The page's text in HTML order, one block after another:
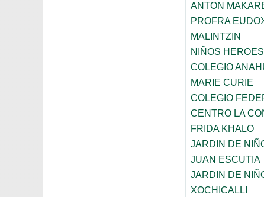
ANTON
PROFRA
MALINTZIN
NIÑOS HEROES
COLEGIO
MARIE CURIE
COLEGIO
CENTRO LA
FRIDA KHALO
JARDIN DE
JUAN ESCUTIA
JARDIN DE
XOCHICALLI